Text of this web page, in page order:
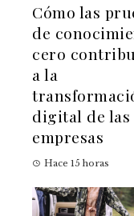
Cómo las
de
cero
a la
digital de las
empresas
Hace 15 horas